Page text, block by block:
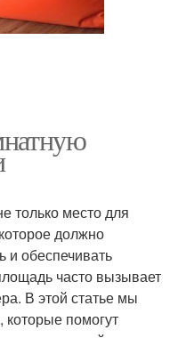
только место для
должно
и обеспечивать
часто вызывает
В этой статье мы
помогут